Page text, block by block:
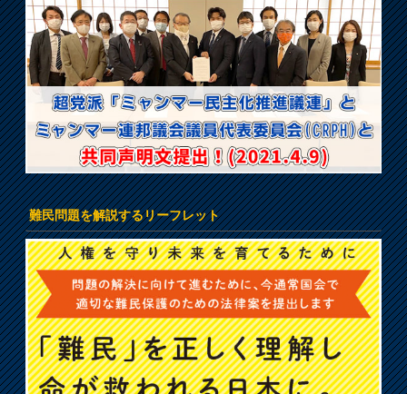
難民問題を解説するリーフレット